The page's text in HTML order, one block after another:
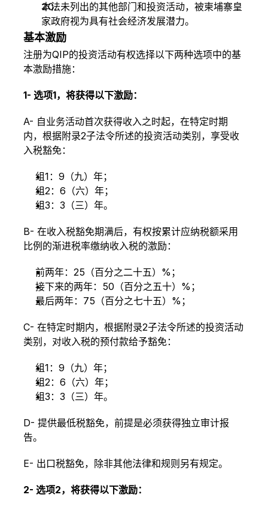
本法未列出的其他部门和投资活动，被柬埔寨皇
家政府视为具有社会经济发展潜力。
基本激励
注册为QIP的投资活动有权选择以下两种选项中的基
本激励措施：
1- 选项1，将获得以下激励：
A- 自业务活动首次获得收入之时起，在特定时期
内，根据附录2子法令所述的投资活动类别，享受收
入税豁免：
组1：9（九）年；
组2：6（六）年；
组3：3（三）年。
B- 在收入税豁免期满后，有权按累计应纳税额采用
比例的渐进税率缴纳收入税的激励：
前两年：25（百分之二十五）%；
接下来的两年：50（百分之五十）%；
最后两年：75（百分之七十五）%；
C- 在特定时期内，根据附录2子法令所述的投资活动
类别，对收入税的预付款给予豁免：
组1：9（九）年；
组2：6（六）年；
组3：3（三）年。
D- 提供最低税豁免，前提是必须获得独立审计报
告。
E- 出口税豁免，除非其他法律和规则另有规定。
2- 选项2，将获得以下激励：